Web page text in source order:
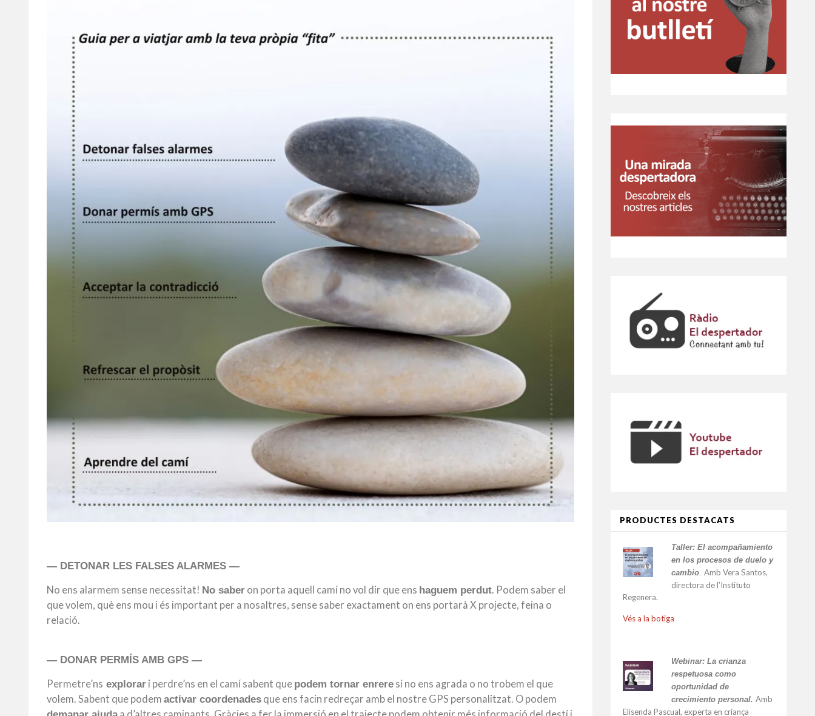
— DETONAR LES FALSES ALARMES —
No ens alarmem sense necessitat! No saber on porta aquell camí no vol dir que ens haguem perdut. Podem saber el
que volem, què ens mou i és important per a nosaltres, sense saber exactament on ens portarà X projecte, feina o
relació.
— DONAR PERMÍS AMB GPS —
Permetre’ns explorar i perdre’ns en el camí sabent que podem tornar enrere si no ens agrada o no trobem el que
volem. Sabent que podem activar coordenades que ens facin redreçar amb el nostre GPS personalitzat. O podem
PRODUCTES DESTACATS
Taller: El acompañamiento
en los procesos de duelo y
cambio Amb Vera Santos,
directora de l’Instituto
Regenera.
Vés a la botiga
Webinar: La crianza
respetuosa como
oportunidad de
crecimiento personal. Amb
Elisenda Pascual, experta en criança